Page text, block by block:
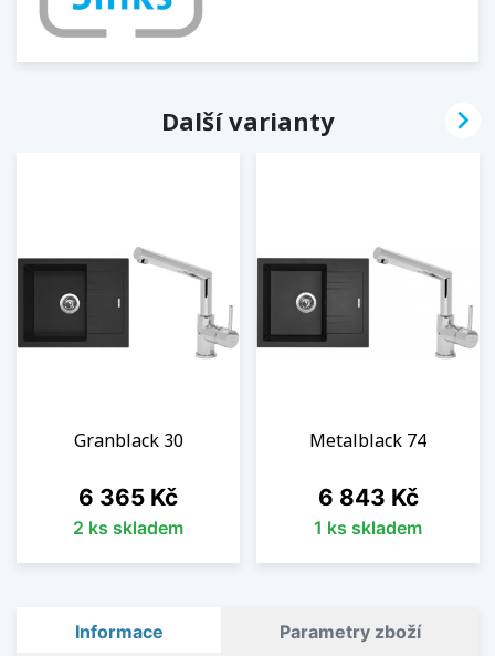
Další varianty
Granblack 30
Cena
6 365 Kč
2 ks skladem
Metalblack 74
Cena
6 843 Kč
1 ks skladem

Informace Parametry zboží